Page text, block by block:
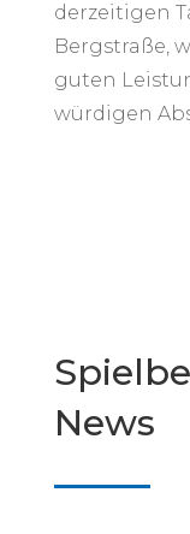
derzeitigen
Bergstraße,
guten
würdigen
News